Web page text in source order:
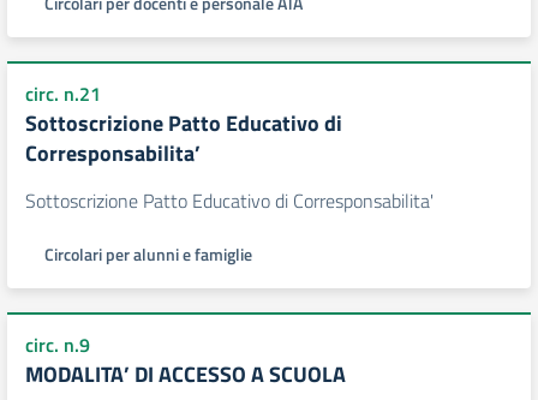
circ. n.21
Sottoscrizione Patto Educativo di
Corresponsabilita’
Sottoscrizione Patto Educativo di Corresponsabilita'
Circolari per alunni e famiglie
circ. n.9
MODALITA’ DI ACCESSO A SCUOLA